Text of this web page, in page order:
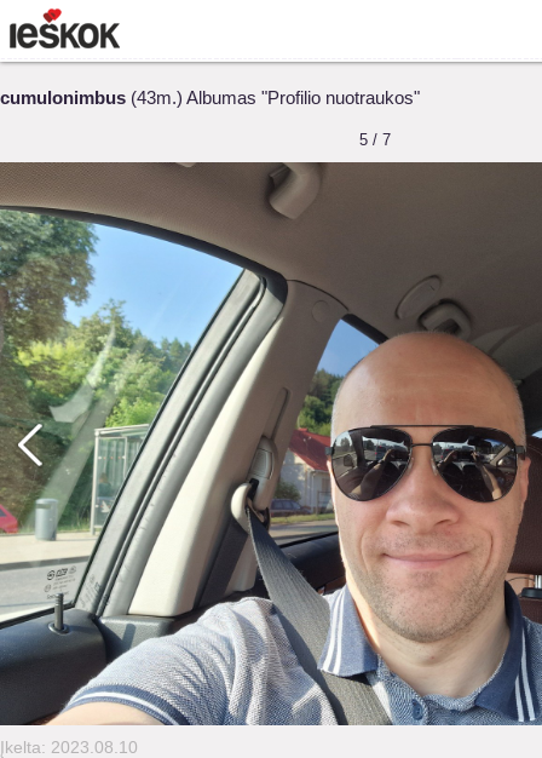
cumulonimbus (43m.) Albumas "Profilio nuotraukos"
5 / 7
Įkelta: 2023.08.10